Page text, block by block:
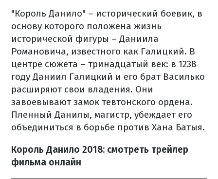
"Король Данило" – исторический боевик, в
основу которого положена жизнь
исторической фигуры – Даниила
Романовича, известного как Галицкий. В
центре сюжета – тринадцатый век: в 1238
году Даниил Галицкий и его брат Василько
расширяют свои владения. Они
завоевывают замок тевтонского ордена.
Пленный Данилы, магистр, убеждает его
объединиться в борьбе против Хана Батыя.
Король Данило 2018: смотреть трейлер
фильма онлайн